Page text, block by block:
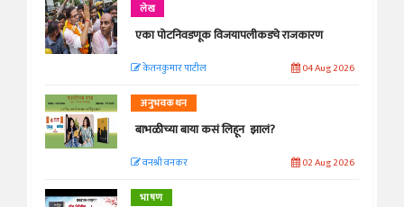
लेख
एका पोटनिवडणूक विजयापलीकडचे राजकारण
केतनकुमार पाटील 04 Aug 2026
अनुभवकथन
बाभळीच्या बाया कसं लिहून झालं?
वनश्री वनकर 02 Aug 2026
भाषण